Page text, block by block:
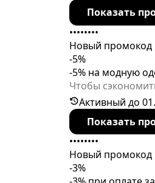
Показать
••••••••
Новый промокод
-5%
-5% на модную
Чтобы
по коду не
категории
Активный до
Показать
••••••••
Новый промокод
-3%